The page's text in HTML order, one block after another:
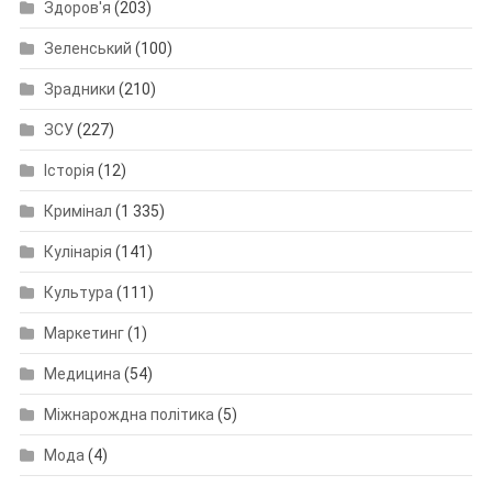
Здоров'я (203)
Зеленський (100)
Зрадники (210)
ЗСУ(227)
Історія (12)
Кримінал (1 335)
Кулінарія (141)
Культура(111)
Маркетинг(1)
Медицина(54)
Міжнарождна політика(5)
Мода(4)